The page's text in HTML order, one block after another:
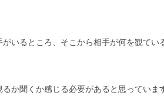
いるところ、そこから相手が何を観てい
か聞くか感じる必要があると思っていま